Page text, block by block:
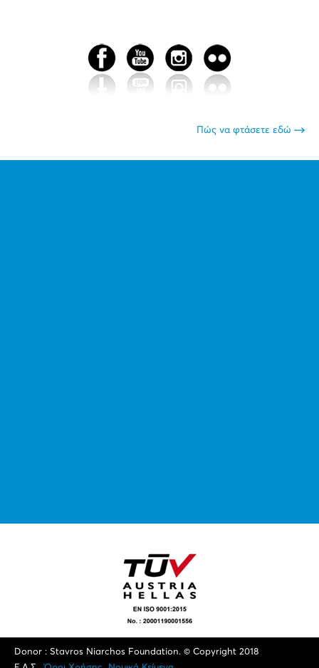
Πώς να φτάσετε εδώ
Donor : Stavros Niarchos Foundation. © Copyright 2018